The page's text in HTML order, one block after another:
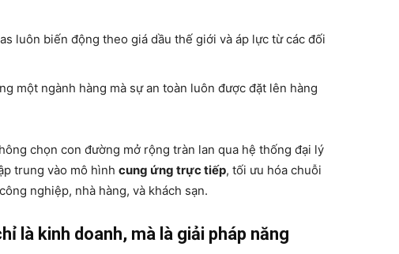
luôn biến động theo giá dầu thế giới và áp lực từ các đối
một ngành hàng mà sự an toàn luôn được đặt lên hàng
chọn con đường mở rộng tràn lan qua hệ thống đại lý
trung vào mô hình cung ứng trực tiếp, tối ưu hóa chuỗi
nghiệp, nhà hàng, và khách sạn.
là kinh doanh, mà là giải pháp năng